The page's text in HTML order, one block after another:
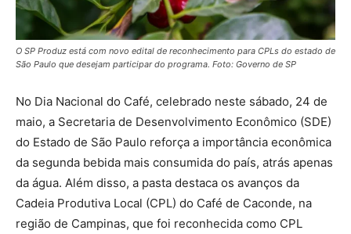
O SP Produz está com novo edital de reconhecimento para CPLs do estado de
São Paulo que desejam participar do programa. Foto: Governo de SP
No Dia Nacional do Café, celebrado neste sábado, 24 de
maio, a Secretaria de Desenvolvimento Econômico (SDE)
do Estado de São Paulo reforça a importância econômica
da segunda bebida mais consumida do país, atrás apenas
da água. Além disso, a pasta destaca os avanços da
Cadeia Produtiva Local (CPL) do Café de Caconde, na
região de Campinas, que foi reconhecida como CPL